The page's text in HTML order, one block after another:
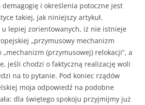
demagogię i określenia potoczne jest
takiej, jak niniejszy artykuł.
u lepiej zorientowanych, iż nie istnieje
„przymusowy mechanizm
„mechanizm (przymusowej) relokacji”, a
jeśli chodzi o faktyczną realizację woli
na to pytanie. Pod koniec rządów
moja odpowiedź na podobne
dla świętego spokoju przyjmijmy już